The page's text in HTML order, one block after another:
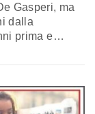
Gasperi, ma
dalla
prima e